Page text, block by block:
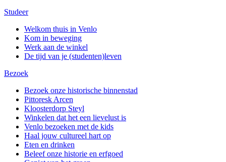
Studeer
Welkom thuis in Venlo
Kom in beweging
Werk aan de winkel
De tijd van je (studenten)leven
Bezoek
Bezoek onze historische binnenstad
Pittoresk Arcen
Kloosterdorp Steyl
Winkelen dat het een lievelust is
Venlo bezoeken met de kids
Haal jouw cultureel hart op
Eten en drinken
Beleef onze historie en erfgoed